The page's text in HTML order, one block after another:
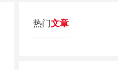
热门文章